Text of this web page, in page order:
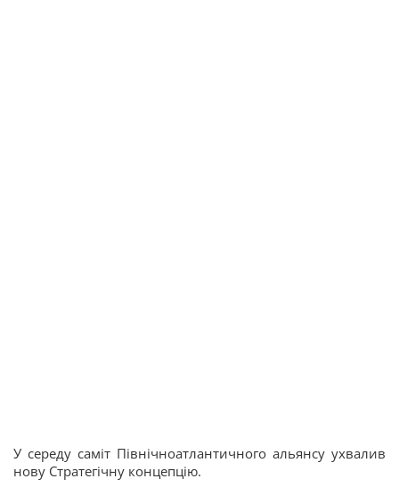
У середу саміт Північноатлантичного альянсу ухвалив
нову Стратегічну концепцію.